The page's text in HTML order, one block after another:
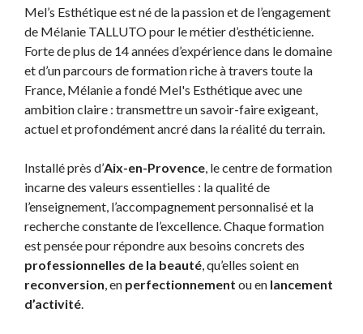
Mel’s Esthétique est né de la passion et de l’engagement
de Mélanie TALLUTO pour le métier d’esthéticienne.
Forte de plus de 14 années d’expérience dans le domaine
et d’un parcours de formation riche à travers toute la
France, Mélanie a fondé Mel's Esthétique avec une
ambition claire : transmettre un savoir-faire exigeant,
actuel et profondément ancré dans la réalité du terrain.
Installé près d’Aix-en-Provence, le centre de formation
incarne des valeurs essentielles : la qualité de
l’enseignement, l’accompagnement personnalisé et la
recherche constante de l’excellence. Chaque formation
est pensée pour répondre aux besoins concrets des
professionnelles de la beauté, qu’elles soient en
reconversion, en perfectionnement ou en lancement
d’activité.